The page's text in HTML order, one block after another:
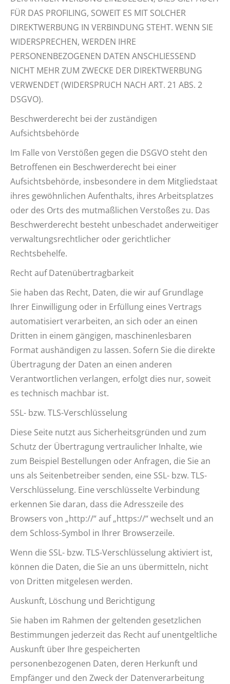
FÜR DAS PROFILING, SOWEIT ES MIT SOLCHER
DIREKTWERBUNG IN VERBINDUNG STEHT. WENN SIE
WIDERSPRECHEN, WERDEN IHRE
PERSONENBEZOGENEN DATEN ANSCHLIESSEND
NICHT MEHR ZUM ZWECKE DER DIREKTWERBUNG
VERWENDET (WIDERSPRUCH NACH ART. 21 ABS. 2
DSGVO).
Beschwerderecht bei der zuständigen
Aufsichtsbehörde
Im Falle von Verstößen gegen die DSGVO steht den
Betroffenen ein Beschwerderecht bei einer
Aufsichtsbehörde, insbesondere in dem Mitgliedstaat
ihres gewöhnlichen Aufenthalts, ihres Arbeitsplatzes
oder des Orts des mutmaßlichen Verstoßes zu. Das
Beschwerderecht besteht unbeschadet anderweitiger
verwaltungsrechtlicher oder gerichtlicher
Rechtsbehelfe.
Recht auf Datenübertragbarkeit
Sie haben das Recht, Daten, die wir auf Grundlage
Ihrer Einwilligung oder in Erfüllung eines Vertrags
automatisiert verarbeiten, an sich oder an einen
Dritten in einem gängigen, maschinenlesbaren
Format aushändigen zu lassen. Sofern Sie die direkte
Übertragung der Daten an einen anderen
Verantwortlichen verlangen, erfolgt dies nur, soweit
es technisch machbar ist.
SSL- bzw. TLS-Verschlüsselung
Diese Seite nutzt aus Sicherheitsgründen und zum
Schutz der Übertragung vertraulicher Inhalte, wie
zum Beispiel Bestellungen oder Anfragen, die Sie an
uns als Seitenbetreiber senden, eine SSL- bzw. TLS-
Verschlüsselung. Eine verschlüsselte Verbindung
erkennen Sie daran, dass die Adresszeile des
Browsers von „http://“ auf „https://“ wechselt und an
dem Schloss-Symbol in Ihrer Browserzeile.
Wenn die SSL- bzw. TLS-Verschlüsselung aktiviert ist,
können die Daten, die Sie an uns übermitteln, nicht
von Dritten mitgelesen werden.
Auskunft, Löschung und Berichtigung
Sie haben im Rahmen der geltenden gesetzlichen
Bestimmungen jederzeit das Recht auf unentgeltliche
Auskunft über Ihre gespeicherten
personenbezogenen Daten, deren Herkunft und
Empfänger und den Zweck der Datenverarbeitung